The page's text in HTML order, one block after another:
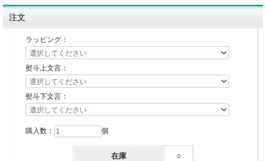
注文
ラッピング：
熨斗上文言：
熨斗下文言：
購入数： 個
在庫 ○